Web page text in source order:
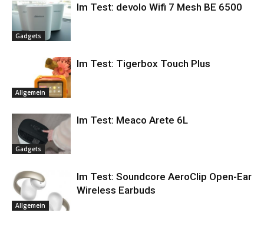
Gadgets
Im Test: devolo Wifi 7 Mesh BE 6500
Allgemein
Im Test: Tigerbox Touch Plus
Gadgets
Im Test: Meaco Arete 6L
Allgemein
Im Test: Soundcore AeroClip Open-Ear
Wireless Earbuds